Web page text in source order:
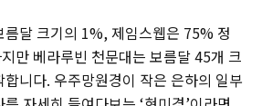
름달 크기의 1%, 제임스웹은 75% 정
만 베라루빈 천문대는 보름달 45개 크
니다. 우주망원경이 작은 은하의 일부